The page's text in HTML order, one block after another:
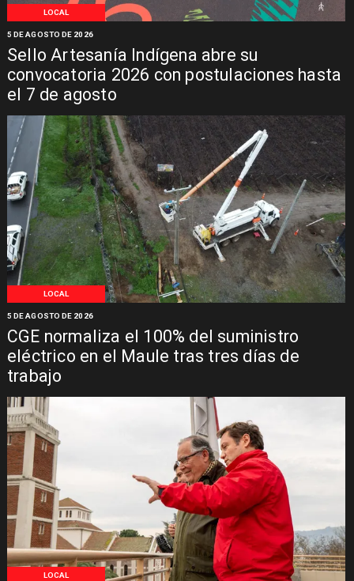
LOCAL
Sello Artesanía Indígena abre su
convocatoria 2026 con postulaciones hasta
el 7 de agosto
5 DE AGOSTO DE 2026
LOCAL
CGE normaliza el 100% del suministro
eléctrico en el Maule tras tres días de
trabajo
5 DE AGOSTO DE 2026
LOCAL